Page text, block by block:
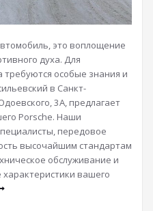
это воплощение
духа. Для
требуются особые знания и
в Санкт-
3А, предлагает
Porsche. Наши
передовое
высочайшим стандартам
обслуживание и
вашего